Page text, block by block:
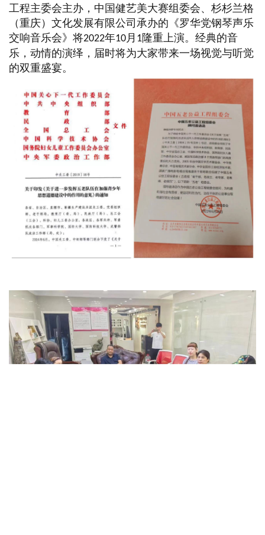
工程主委会主办，中国健艺美大赛组委会、杉杉兰格
（重庆）文化发展有限公司承办的《罗华党钢琴声乐
交响音乐会》将2022年10 月 1隆重上演。经典的音
乐，动情的演绎，届时将为大家带来一场视觉与听觉
的双重盛宴。